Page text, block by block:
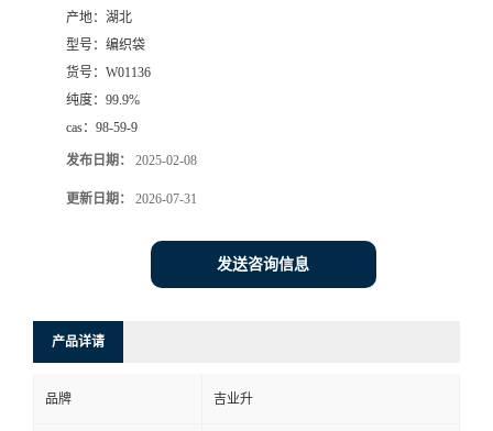
产地： 湖北
型号： 编织袋
货号： W01136
纯度： 99.9%
cas： 98-59-9
发布日期： 2025-02-08
更新日期： 2026-07-31
发送咨询信息
产品详请
品牌 吉业升